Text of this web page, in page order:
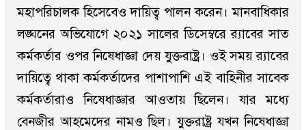
মহাপরিচালক হিসেবেও দায়িত্ব পালন করেন। মানবাধিকার
লঙ্ঘনের অভিযোগে ২০২১ সালের ডিসেম্বরে র‍্যাবের সাত
কর্মকর্তার ওপর নিষেধাজ্ঞা দেয় যুক্তরাষ্ট্র। ওই সময় র‌্যাবের
দায়িত্বে থাকা কর্মকর্তাদের পাশাপাশি এই বাহিনীর সাবেক
কর্মকর্তারাও নিষেধাজ্ঞার আওতায় ছিলেন। যার মধ্যে
বেনজীর আহমেদের নামও ছিল। যুক্তরাষ্ট্র যখন নিষেধাজ্ঞা